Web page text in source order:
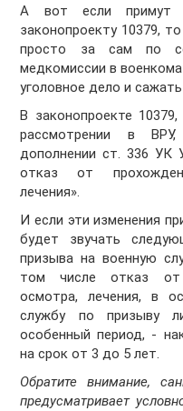
А вот если примут
законопроекту 10379,
просто за сам по
медкомиссии в
уголовное дело и
В законопроекте
рассмотрении в
дополнении ст. 336 УК
отказ от
лечения».
И если эти изменения
будет звучать
призыва на военную
том числе отказ от
осмотра, лечения, в
службу по призыву
особенный период, -
на срок от 3 до 5 лет.
Обратите внимание,
предусматривает